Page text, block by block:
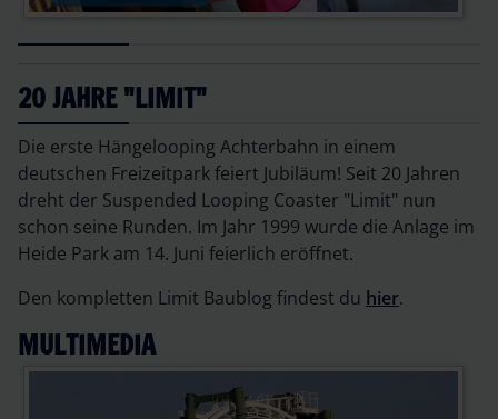
20 JAHRE "LIMIT"
Die erste Hängelooping Achterbahn in einem
deutschen Freizeitpark feiert Jubiläum! Seit 20 Jahren
dreht der Suspended Looping Coaster "Limit" nun
schon seine Runden. Im Jahr 1999 wurde die Anlage im
Heide Park am 14. Juni feierlich eröffnet.
Den kompletten Limit Baublog findest du hier.
MULTIMEDIA